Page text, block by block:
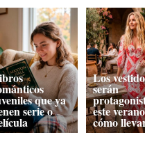
que ya
serie o
Los
serán
este
cómo